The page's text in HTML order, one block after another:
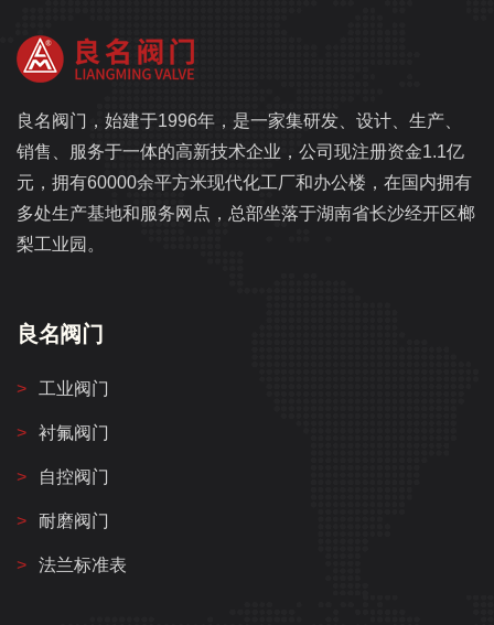
良名阀门，始建于1996年，是一家集研发、设计、生产、
销售、服务于一体的高新技术企业，公司现注册资金1.1亿
元，拥有60000余平方米现代化工厂和办公楼，在国内拥有
多处生产基地和服务网点，总部坐落于湖南省长沙经开区榔
梨工业园。
良名阀门
工业阀门
衬氟阀门
自控阀门
耐磨阀门
法兰标准表